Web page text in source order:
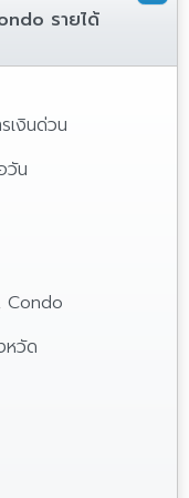
รายได้
เงินด่วน
วัน
Condo
หวัด